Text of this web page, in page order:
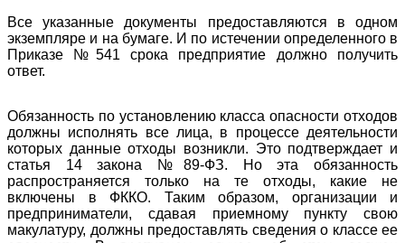
Все указанные документы предоставляются в одном
экземпляре и на бумаге. И по истечении определенного в
Приказе №541 срока предприятие должно получить
ответ.
Обязанность по установлению класса опасности отходов
должны исполнять все лица, в процессе деятельности
которых данные отходы возникли. Это подтверждает и
статья 14 закона №89-ФЗ. Но эта обязанность
распространяется только на те отходы, какие не
включены в ФККО. Таким образом, организации и
предприниматели, сдавая приемному пункту свою
макулатуру, должны предоставлять сведения о классе ее